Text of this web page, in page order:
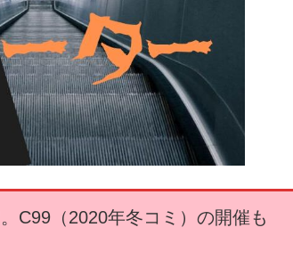
。C99（2020年冬コミ）の開催も